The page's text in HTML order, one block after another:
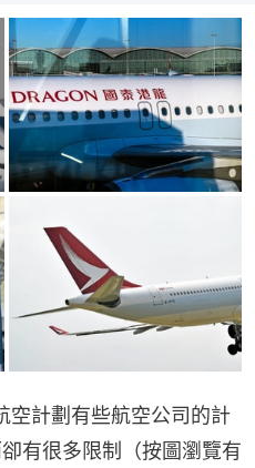
空計劃有些航空公司的計
有很多限制（按圖瀏覽有